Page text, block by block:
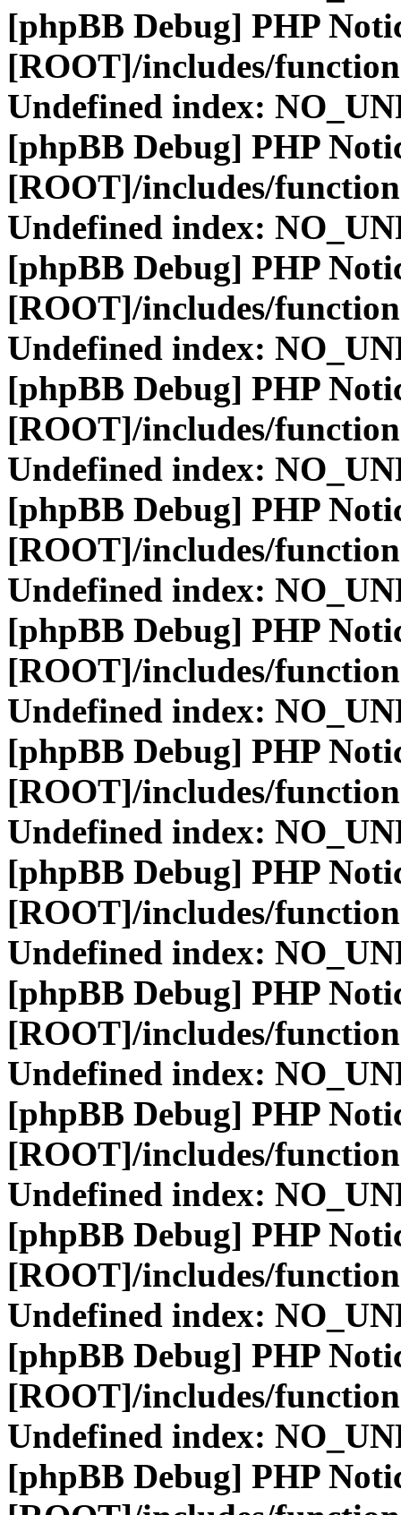
[phpBB Debug] PHP
[ROOT]/includes/
Undefined index:
[phpBB Debug] PHP
[ROOT]/includes/
Undefined index:
[phpBB Debug] PHP
[ROOT]/includes/
Undefined index:
[phpBB Debug] PHP
[ROOT]/includes/
Undefined index:
[phpBB Debug] PHP
[ROOT]/includes/
Undefined index:
[phpBB Debug] PHP
[ROOT]/includes/
Undefined index:
[phpBB Debug] PHP
[ROOT]/includes/
Undefined index:
[phpBB Debug] PHP
[ROOT]/includes/
Undefined index:
[phpBB Debug] PHP
[ROOT]/includes/
Undefined index:
[phpBB Debug] PHP
[ROOT]/includes/
Undefined index:
[phpBB Debug] PHP
[ROOT]/includes/
Undefined index:
[phpBB Debug] PHP
[ROOT]/includes/
Undefined index:
[phpBB Debug] PHP